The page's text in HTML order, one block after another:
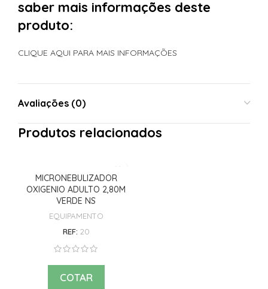
saber mais informações deste
produto:
CLIQUE AQUI PARA MAIS INFORMAÇÕES
Avaliações (0)
Produtos relacionados
MICRONEBULIZADOR
OXIGENIO ADULTO 2,80M
VERDE NS
EQUIPAMENTO
REF: 20
COTAR